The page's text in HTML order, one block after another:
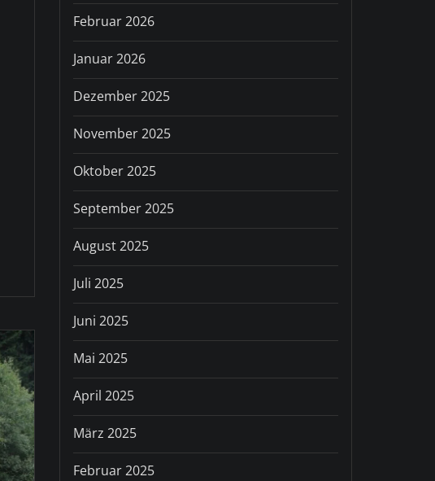
Februar 2026
Januar 2026
Dezember 2025
November 2025
Oktober 2025
September 2025
August 2025
Juli 2025
Juni 2025
Mai 2025
April 2025
März 2025
Februar 2025